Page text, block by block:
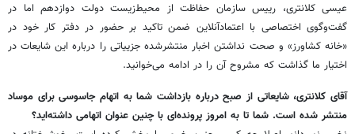
عیسی کلانتری، رییس سازمان حفاظت از محیط‌زیست دولت دوازدهم اما در
گفت‌وگوی اختصاصی با اعتمادآنلاین ضمن تاکید بر حضور در دفتر کار خود در
«خانه کشاورز» و صحت نداشتن اخبار منتشرشده جزییاتی را درباره این شایعات در
اختیار ما گذاشت که مشروح آن را در ادامه می‌خوانید.
آقای کلانتری، شایعاتی از صبح درباره بازداشت شما به اتهام جاسوسی برای موساد
منتشر شده است. شما تا به امروز پرونده‌ای با چنین عنوان اتهامی داشته‌اید؟